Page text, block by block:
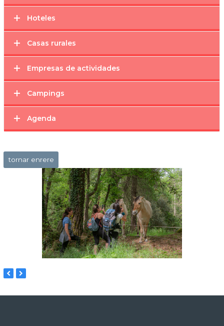
Hoteles
Casas rurales
Empresas de actividades
Campings
Agenda
tornar enrere
previous